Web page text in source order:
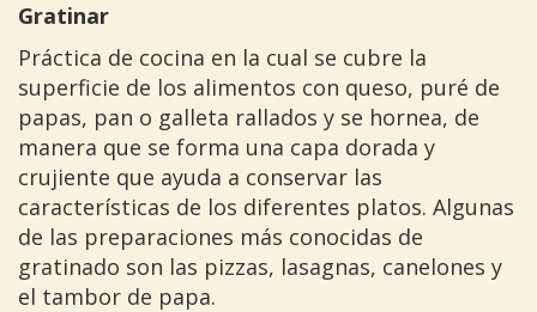
Gratinar
Práctica de cocina en la cual se cubre la
superficie de los alimentos con queso, puré de
papas, pan o galleta rallados y se hornea, de
manera que se forma una capa dorada y
crujiente que ayuda a conservar las
características de los diferentes platos. Algunas
de las preparaciones más conocidas de
gratinado son las pizzas, lasagnas, canelones y
el tambor de papa.